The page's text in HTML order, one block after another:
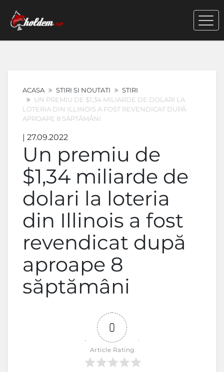
ACASA STIRI SI NOUTATI
STIRI
UN PREMIU DE $1,34 MILIARDE DE DOLARI LA
LOTERIA DIN ILLINOIS A FOST REVENDICAT DUPĂ
APROAPE 8 SĂPTĂMÂNI
| 27.09.2022
Un premiu de
$1,34 miliarde de
dolari la loteria
din Illinois a fost
revendicat după
aproape 8
săptămâni
0
Article Rating